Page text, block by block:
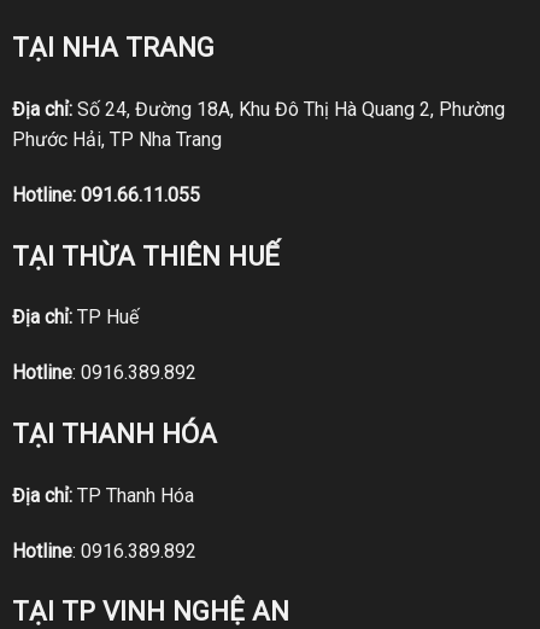
TẠI NHA TRANG
Địa chỉ:Số 24, Đường 18A, Khu Đô Thị Hà Quang 2, Phường
Phước Hải, TP Nha Trang
Hotline: 091.66.11.055
TẠI THỪA THIÊN HUẾ
Địa chỉ:TP Huế
Hotline: 0916.389.892
TẠI THANH HÓA
Địa chỉ:TP Thanh Hóa
Hotline: 0916.389.892
TẠI TP VINH NGHỆ AN